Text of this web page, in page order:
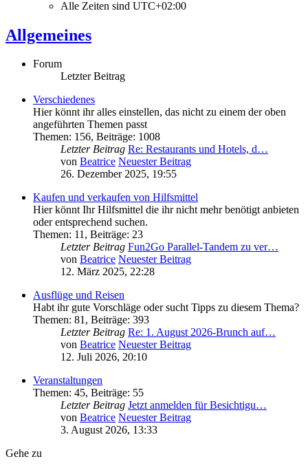
Alle Zeiten sind UTC+02:00
Allgemeines
Forum
Letzter Beitrag
Verschiedenes
Hier könnt ihr alles einstellen, das nicht zu einem der oben
angeführten Themen passt
Themen: 156, Beiträge: 1008
Letzter Beitrag Re: Restaurants und Hotels, d…
von Beatrice Neuester Beitrag
26. Dezember 2025, 19:55
Kaufen und verkaufen von Hilfsmittel
Hier könnt Ihr Hilfsmittel die ihr nicht mehr benötigt anbieten
oder entsprechend suchen.
Themen: 11, Beiträge: 23
Letzter Beitrag Fun2Go Parallel-Tandem zu ver…
von Beatrice Neuester Beitrag
12. März 2025, 22:28
Ausflüge und Reisen
Habt ihr gute Vorschläge oder sucht Tipps zu diesem Thema?
Themen: 81, Beiträge: 393
Letzter Beitrag Re: 1. August 2026-Brunch auf…
von Beatrice Neuester Beitrag
12. Juli 2026, 20:10
Veranstaltungen
Themen: 45, Beiträge: 55
Letzter Beitrag Jetzt anmelden für Besichtigu…
von Beatrice Neuester Beitrag
3. August 2026, 13:33
Gehe zu